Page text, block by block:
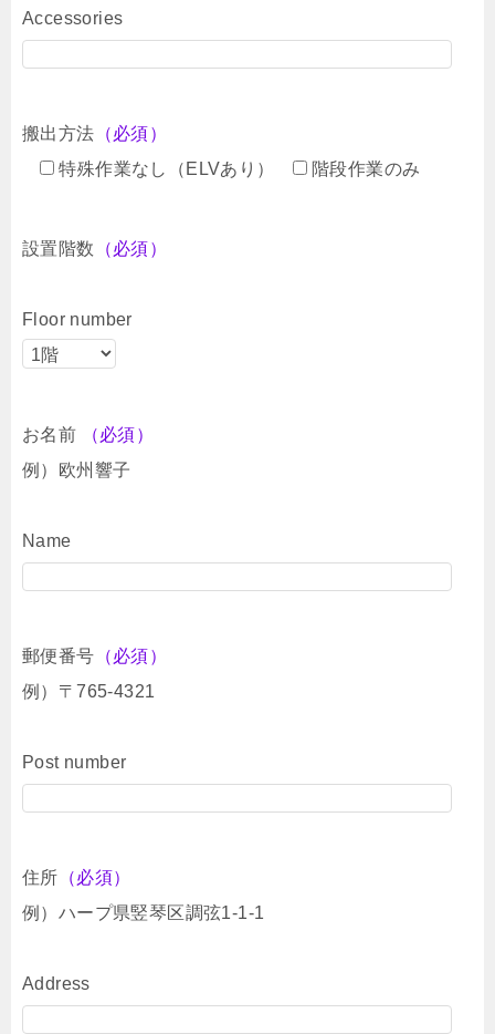
Accessories
搬出方法 （必須）
特殊作業なし（ELVあり）
階段作業のみ
設置階数 （必須）
Floor number
お名前
（必須）
例）欧州響子
Name
郵便番号 （必須）
例）〒765-4321
Post number
住所 （必須）
例）ハープ県竪琴区調弦1-1-1
Address